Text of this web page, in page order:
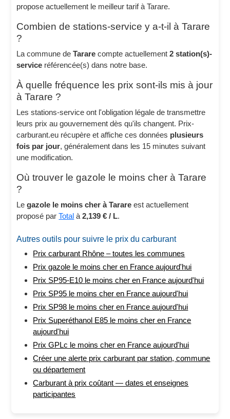
propose actuellement le meilleur tarif à Tarare.
Combien de stations-service y a-t-il à Tarare
?
La commune deTarare compte actuellement2 station(s)-
service référencée(s) dans notre base.
À quelle fréquence les prix sont-ils mis à jour
à Tarare ?
Les stations-service ont l'obligation légale de transmettre
leurs prix au gouvernement dès qu'ils changent. Prix-
carburant.eu récupère et affiche ces données plusieurs
fois par jour, généralement dans les 15 minutes suivant
une modification.
Où trouver le gazole le moins cher à Tarare
?
Legazole le moins cher à Tarare est actuellement
proposé parTotal à2,139 € / L.
Autres outils pour suivre le prix du carburant
Prix carburant Rhône – toutes les communes
Prix gazole le moins cher en France aujourd'hui
Prix SP95-E10 le moins cher en France aujourd'hui
Prix SP95 le moins cher en France aujourd'hui
Prix SP98 le moins cher en France aujourd'hui
Prix Superéthanol E85 le moins cher en France
aujourd'hui
Prix GPLc le moins cher en France aujourd'hui
Créer une alerte prix carburant par station, commune
ou département
Carburant à prix coûtant — dates et enseignes
participantes